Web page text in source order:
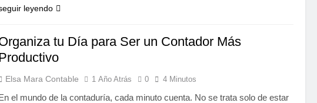
leyendo
tu Día para Ser un Contador Más
Elsa Mara Contable 1 Año Atrás 0 4 Minutos
el mundo de la contaduría, cada minuto cuenta. No se trata solo de estar